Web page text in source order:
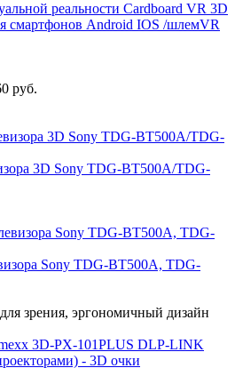
реальности Cardboard VR 3D
смартфонов Android IOS /шлемVR
руб.
3D Sony TDG-BT500A/TDG-
Sony TDG-BT500A, TDG-
зрения, эргономичный дизайн